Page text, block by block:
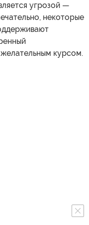
угрозой —
некоторые
курсом.